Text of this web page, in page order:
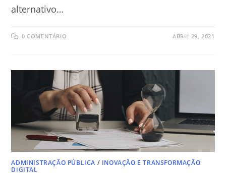
alternativo…
0 COMENTÁRIO ABRIL 29, 2021
ADMINISTRAÇÃO PÚBLICA / INOVAÇÃO E TRANSFORMAÇÃO
DIGITAL